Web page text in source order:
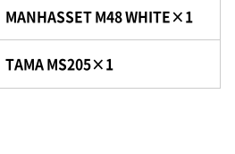
MANHASSET M48 WHITE×1
TAMA MS205×1